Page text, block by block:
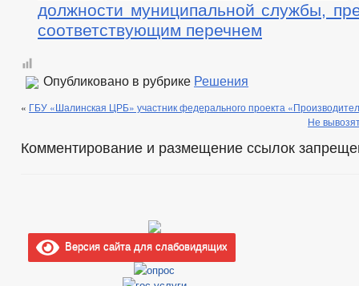
должности муниципальной службы,
соответствующим перечнем
Опубликовано в рубрике Решения
« ГБУ «Шалинская ЦРБ» участник федерального проекта
Не
Комментирование и размещение ссылок
Версия сайта для слабовидящих